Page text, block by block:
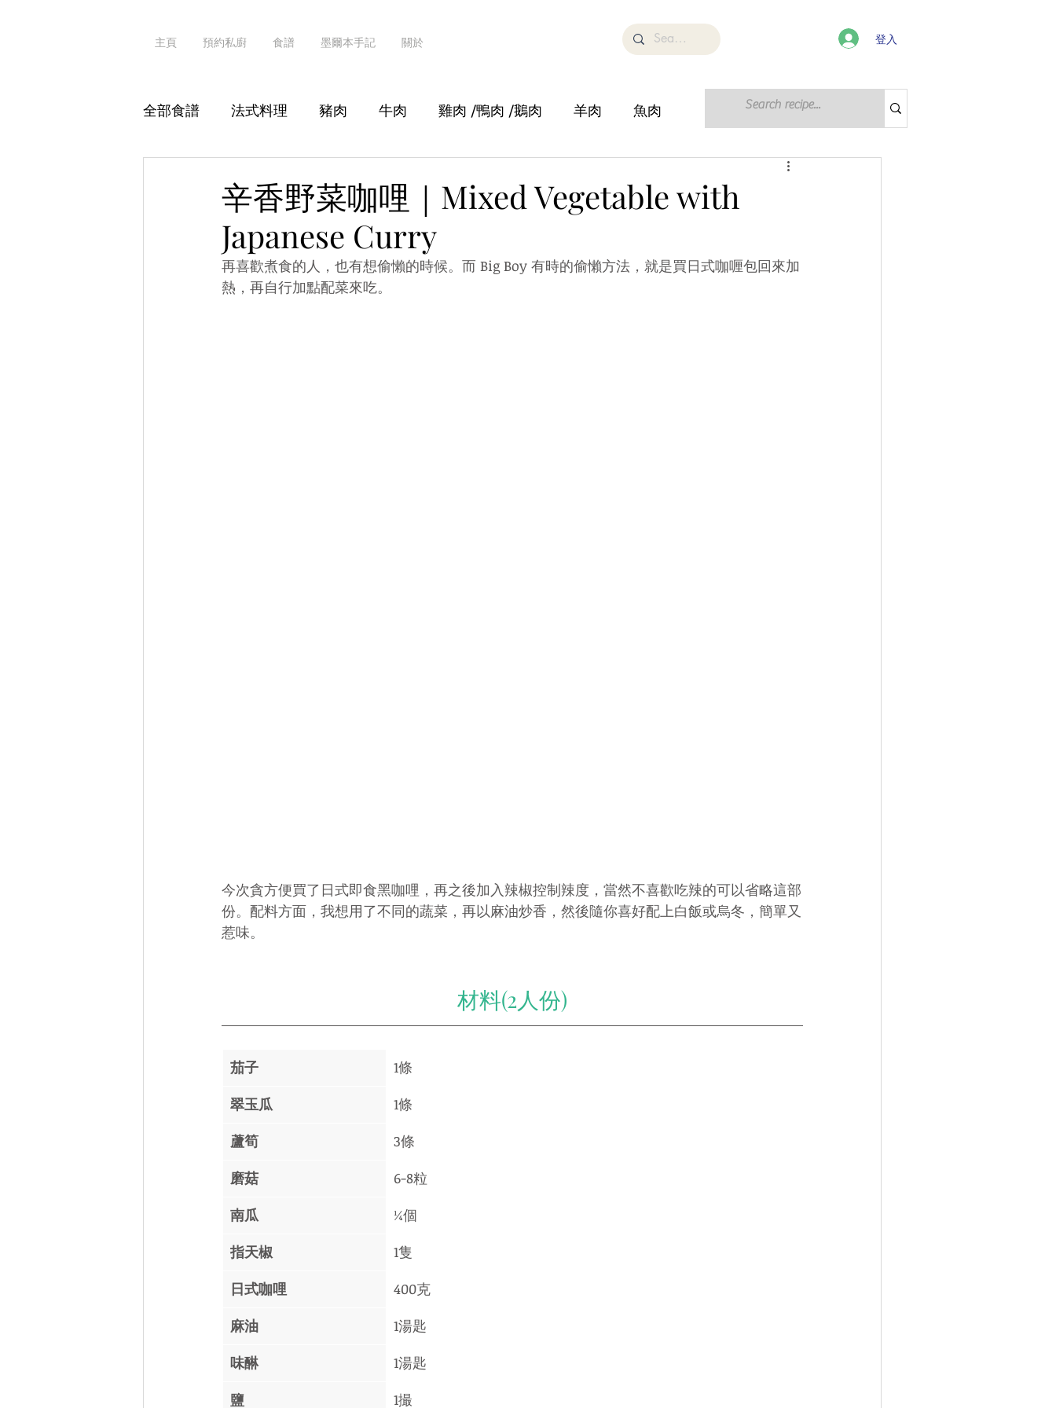
主頁 預約私廚 食譜 墨爾本手記 關於 登入
全部食譜 法式料理 豬肉 牛肉 雞肉 /鴨肉 /鵝肉 羊肉 魚肉
真·識食
登入 / 註冊
辛香野菜咖哩｜Mixed Vegetable with
Japanese Curry
再喜歡煮食的人，也有想偷懶的時候。而 Big Boy 有時的偷懶方法，就是買日式咖喱包回來加
熱，再自行加點配菜來吃。
今次貪方便買了日式即食黑咖哩，再之後加入辣椒控制辣度，當然不喜歡吃辣的可以省略這部
份。配料方面，我想用了不同的蔬菜，再以麻油炒香，然後隨你喜好配上白飯或烏冬，簡單又
惹味。
材料(2人份)
茄子
1條
翠玉瓜
1條
蘆筍
3條
磨菇
6-8粒
南瓜
¼個
指天椒
1隻
日式咖哩
400克
麻油
1湯匙
味醂
1湯匙
鹽
1撮